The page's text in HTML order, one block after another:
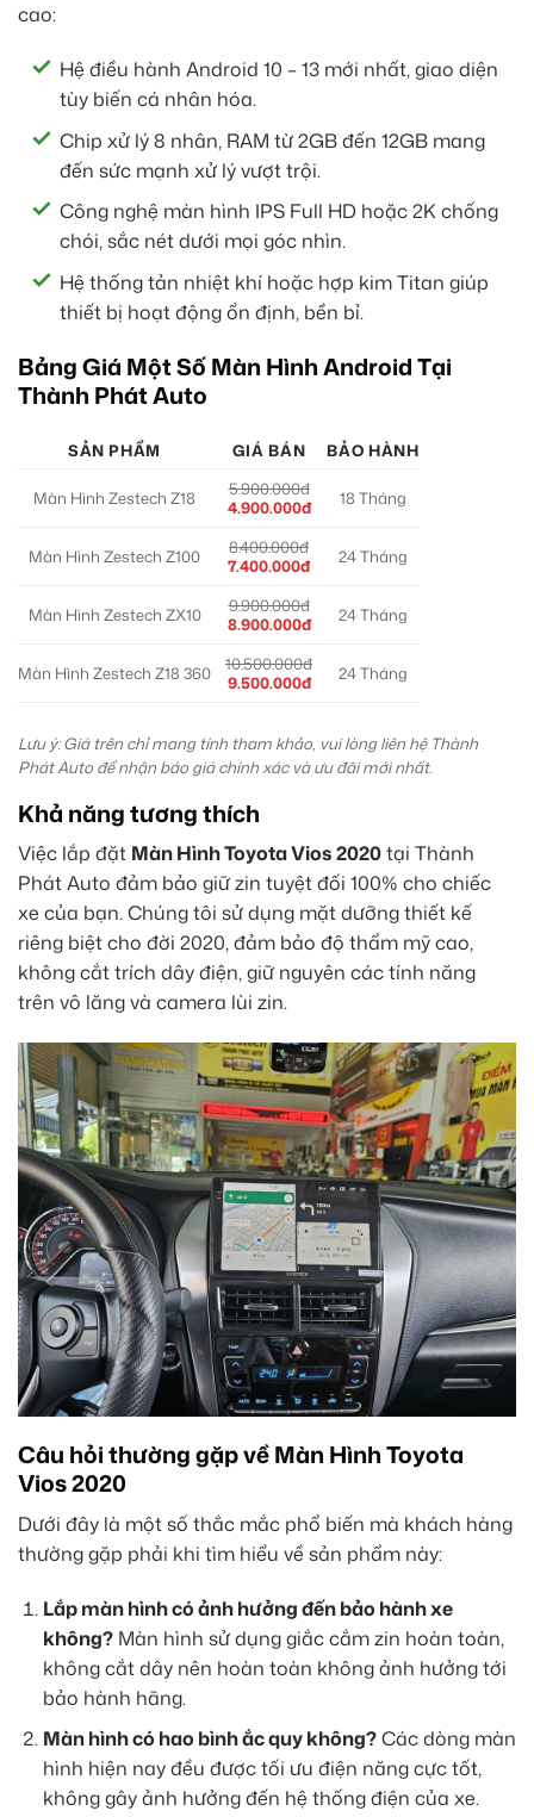
cao:
Hệ điều hành Android 10 – 13 mới nhất, giao diện
tùy biến cá nhân hóa.
Chip xử lý 8 nhân, RAM từ 2GB đến 12GB mang
đến sức mạnh xử lý vượt trội.
Công nghệ màn hình IPS Full HD hoặc 2K chống
chói, sắc nét dưới mọi góc nhìn.
Hệ thống tản nhiệt khí hoặc hợp kim Titan giúp
thiết bị hoạt động ổn định, bền bỉ.
Bảng Giá Một Số Màn Hình Android Tại
Thành Phát Auto
SẢN PHẨM GIÁ BÁN BẢO HÀNH
Màn Hình Zestech Z18
5.900.000đ
4.900.000đ
18 Tháng
Màn Hình Zestech Z100
8.400.000đ
7.400.000đ
24 Tháng
Màn Hình Zestech ZX10
9.900.000đ
8.900.000đ
24 Tháng
Màn Hình Zestech Z18 360
10.500.000đ
9.500.000đ
24 Tháng
Lưu ý: Giá trên chỉ mang tính tham khảo, vui lòng liên hệ Thành
Phát Auto để nhận báo giá chính xác và ưu đãi mới nhất.
Khả năng tương thích
Việc lắp đặt Màn Hình Toyota Vios 2020tại Thành
Phát Auto đảm bảo giữ zin tuyệt đối 100% cho chiếc
xe của bạn. Chúng tôi sử dụng mặt dưỡng thiết kế
riêng biệt cho đời 2020, đảm bảo độ thẩm mỹ cao,
không cắt trích dây điện, giữ nguyên các tính năng
trên vô lăng và camera lùi zin.
Câu hỏi thường gặp về Màn Hình Toyota
Vios 2020
Dưới đây là một số thắc mắc phổ biến mà khách hàng
thường gặp phải khi tìm hiểu về sản phẩm này:
Lắp màn hình có ảnh hưởng đến bảo hành xe
không?Màn hình sử dụng giắc cắm zin hoàn toàn,
không cắt dây nên hoàn toàn không ảnh hưởng tới
bảo hành hãng.
Màn hình có hao bình ắc quy không?Các dòng màn
hình hiện nay đều được tối ưu điện năng cực tốt,
không gây ảnh hưởng đến hệ thống điện của xe.